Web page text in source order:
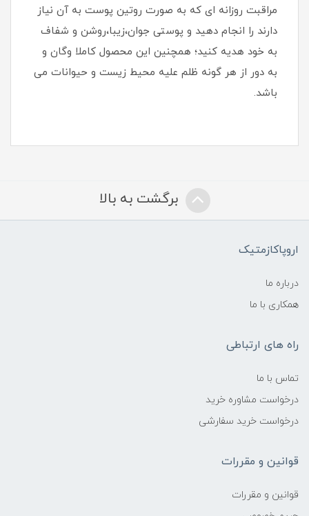
مراقبت روزانه ای که به صورت روتین پوست به آن نیاز
دارند را انجام دهید و پوستی جوان،زیبا،روشن و شفاف
به خود هدیه کنید؛ همچنین این محصول کاملا وگان و
به دور از هر گونه ظلم علیه محیط زیست و حیوانات می
باشد.
برگشت به بالا
اروپاکازمتیک
درباره ما
همکاری با ما
راه های ارتباطی
تماس با ما
درخواست مشاوره خرید
درخواست خرید سفارشی
قوانین و مقررات
قوانین و مقررات